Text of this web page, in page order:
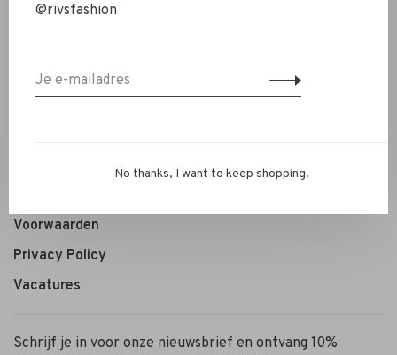
RIVS Store
Contact
Personal Styling / Private Shopping
Voorwaarden
Privacy Policy
Vacatures
Schrijf je in voor onze nieuwsbrief en ontvang 10%
@rivsfashion
No thanks, I want to keep shopping.